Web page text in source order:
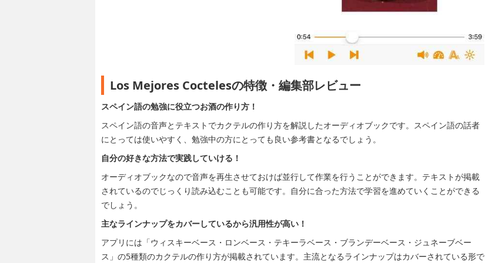
Los Mejores Coctelesの特徴・編集部レビュー
スペイン語の勉強に役立つお酒の作り方！
スペイン語の音声とテキストでカクテルの作り方を解説したオーディオブックです。スペイン語の話者
にとっては使いやすく、勉強中の方にとっても良い参考書となるでしょう。
自分の好きな方法で実践していける！
オーディオブックなので音声を再生させておけば並行して作業を行うことができます。テキストが掲載
されているのでじっくり読み込むことも可能です。自分に合った方法で学習を進めていくことができる
でしょう。
主なラインナップをカバーしているから汎用性が高い！
アプリには「ウィスキーベース・ロンベース・テキーラベース・ブランデーベース・ジュネーブベー
ス」の5種類のカクテルの作り方が掲載されています。主流となるラインナップはカバーされている形で